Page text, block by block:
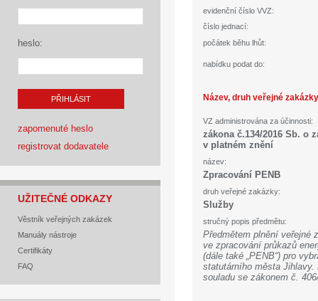
heslo:
PŘIHLÁSIT
zapomenuté heslo
registrovat dodavatele
UŽITEČNÉ ODKAZY
Věstník veřejných zakázek
Manuály nástroje
Certifikáty
FAQ
evidenční číslo VVZ:
číslo jednací:
počátek běhu lhůt:
nabídku podat do:
Název, druh veřejné
VZ administrována za účinnosti:
zákona č.134/2016 Sb. o
v platném znění
název:
Zpracování PENB
druh veřejné zakázky:
Služby
stručný popis předmětu:
Předmětem plnění veřejné
ve zpracování průkazů
(dále také „PENB“) pro
statutárního města
souladu se zákonem č.